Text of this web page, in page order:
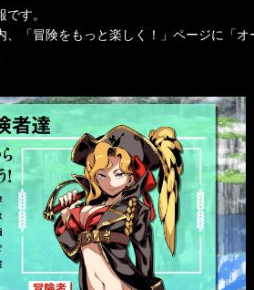
す。
、「冒険をもっと楽しく！」ページに「オ